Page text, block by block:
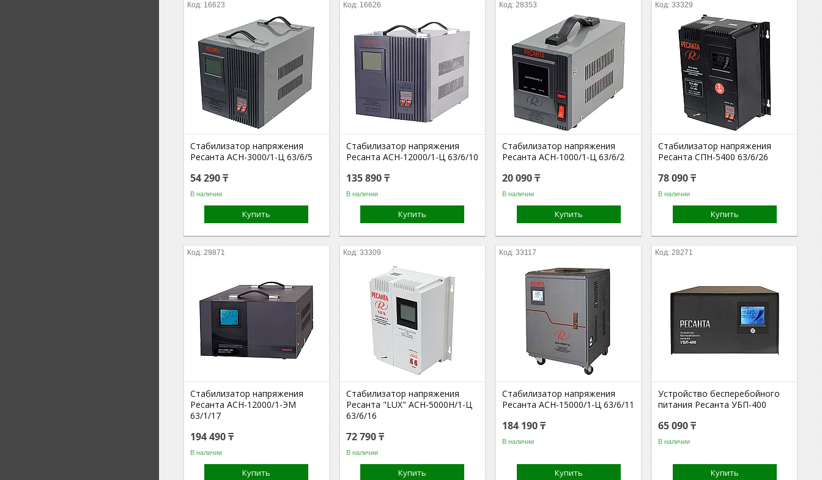
16623
Стабилизатор напряжения
Ресанта АСН-3000/1-Ц 63/6/5
54 290 ₸
В наличии
Купить
16626
Стабилизатор напряжения
Ресанта АСН-12000/1-Ц 63/6/10
135 890 ₸
В наличии
Купить
28353
Стабилизатор напряжения
Ресанта АСН-1000/1-Ц 63/6/2
20 090 ₸
В наличии
Купить
33329
Стабилизатор напряжения
Ресанта СПН-5400 63/6/26
78 090 ₸
В наличии
Купить
29871
Стабилизатор напряжения
Ресанта АСН-12000/1-ЭМ
63/1/17
194 490 ₸
В наличии
Купить
33309
Стабилизатор напряжения
Ресанта "LUX" АСН-5000Н/1-Ц
63/6/16
72 790 ₸
В наличии
Купить
33117
Стабилизатор напряжения
Ресанта АСН-15000/1-Ц 63/6/11
184 190 ₸
В наличии
Купить
28271
Устройство бесперебойного
питания Ресанта УБП-400
65 090 ₸
В наличии
Купить